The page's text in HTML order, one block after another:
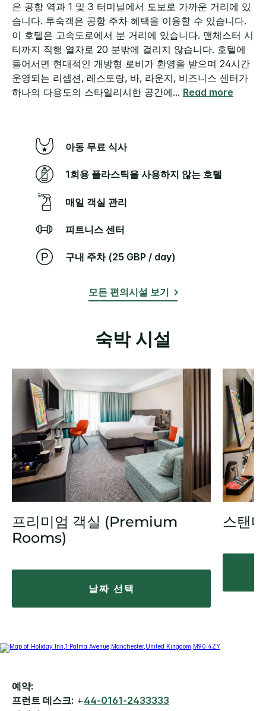
은 공항 역과 1 및 3 터미널에서 도보로 가까운 거리에 있
습니다. 투숙객은 공항 주차 혜택을 이용할 수 있습니다.
이 호텔은 고속도로에서 분 거리에 있습니다. 맨체스터 시
티까지 직행 열차로 20 분밖에 걸리지 않습니다. 호텔에
들어서면 현대적인 개방형 로비가 환영을 받으며 24시간
운영되는 리셉션, 레스토랑, 바, 라운지, 비즈니스 센터가
하나의 다용도의 스타일리시한 공간에... Read more
아동 무료 식사
1회용 플라스틱을 사용하지 않는 호텔
매일 객실 관리
피트니스 센터
구내 주차 (25 GBP / day)
모든 편의시설 보기
숙박 시설
프리미엄 객실 (Premium
Rooms)
날짜 선택
스탠
예약:
프런트 데스크: +44-0161-2433333